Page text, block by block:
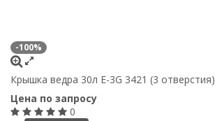
-100%
Крышка ведра 30л E-3G 3421 (3 отверстия)
Цена по запросу
0